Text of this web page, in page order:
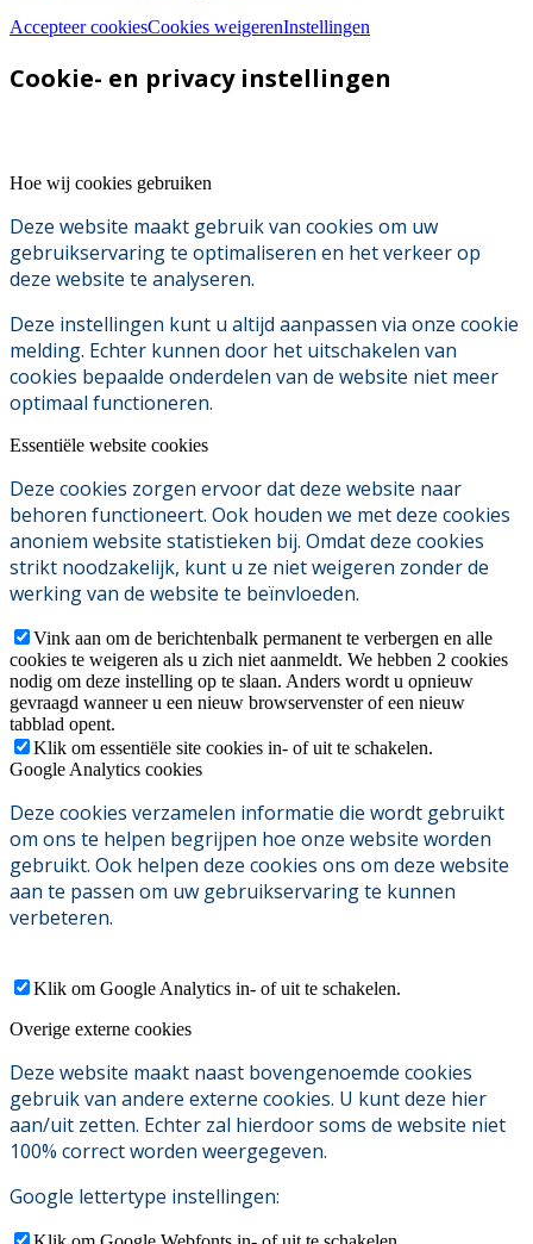
Accepteer cookiesCookies weigerenInstellingen
Cookie- en privacy instellingen
Hoe wij cookies gebruiken
Deze website maakt gebruik van cookies om uw
gebruikservaring te optimaliseren en het verkeer op
deze website te analyseren.
Deze instellingen kunt u altijd aanpassen via onze cookie
melding. Echter kunnen door het uitschakelen van
cookies bepaalde onderdelen van de website niet meer
optimaal functioneren.
Essentiële website cookies
Deze cookies zorgen ervoor dat deze website naar
behoren functioneert. Ook houden we met deze cookies
anoniem website statistieken bij. Omdat deze cookies
strikt noodzakelijk, kunt u ze niet weigeren zonder de
werking van de website te beïnvloeden.
Vink aan om de berichtenbalk permanent te verbergen en alle
cookies te weigeren als u zich niet aanmeldt. We hebben 2 cookies
nodig om deze instelling op te slaan. Anders wordt u opnieuw
gevraagd wanneer u een nieuw browservenster of een nieuw
tabblad opent.
Klik om essentiële site cookies in- of uit te schakelen.
Google Analytics cookies
Deze cookies verzamelen informatie die wordt gebruikt
om ons te helpen begrijpen hoe onze website worden
gebruikt. Ook helpen deze cookies ons om deze website
aan te passen om uw gebruikservaring te kunnen
verbeteren.
Klik om Google Analytics in- of uit te schakelen.
Overige externe cookies
Deze website maakt naast bovengenoemde cookies
gebruik van andere externe cookies. U kunt deze hier
aan/uit zetten. Echter zal hierdoor soms de website niet
100% correct worden weergegeven.
Google lettertype instellingen: